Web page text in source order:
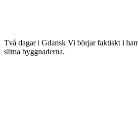
Två dagar i Gdansk Vi börjar faktiskt i
slitna byggnaderna.